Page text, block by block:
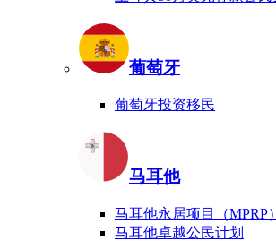
葡萄牙
葡萄牙投资移民
马耳他
马耳他永居项目（MPRP）
马耳他卓越公民计划